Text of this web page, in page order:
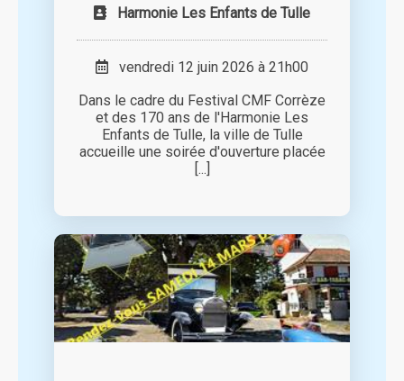
Harmonie Les Enfants de Tulle
vendredi 12 juin 2026 à 21h00
Dans le cadre du Festival CMF Corrèze
et des 170 ans de l'Harmonie Les
Enfants de Tulle, la ville de Tulle
accueille une soirée d'ouverture placée
[...]